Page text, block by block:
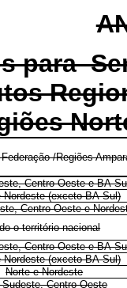
para
/Regiões
Centro-Oeste e BA-
Nordeste (exceto BA-Sul)
Centro-Oeste e
o território nacional
Centro-Oeste e BA-
Nordeste (exceto BA-Sul)
Norte e Nordeste
Centro-Oeste